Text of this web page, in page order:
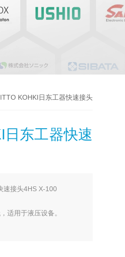
KOHKI日东工器快速接头
日东工器快速
速接头4HS X-100
适用于液压设备。